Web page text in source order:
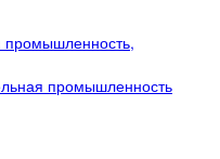
промышленность,
промышленность